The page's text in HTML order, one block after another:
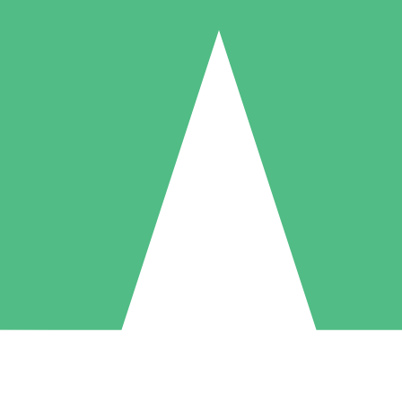
Individuele Creditpakketten
per gebruik met downloadtegoeden. Geen maandelijkse verplichting
5 Downloaden
US$